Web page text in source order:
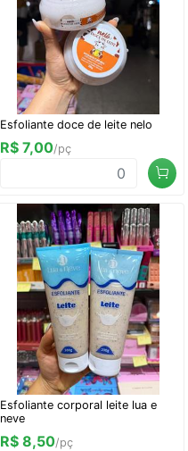
Esfoliante doce de leite nelo
R$ 7,00/pç
Esfoliante corporal leite lua e
neve
R$ 8,50/pç